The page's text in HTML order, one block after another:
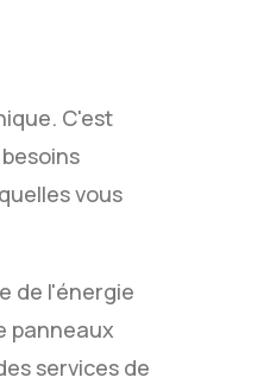
C'est
vous
de l'énergie
panneaux
services de